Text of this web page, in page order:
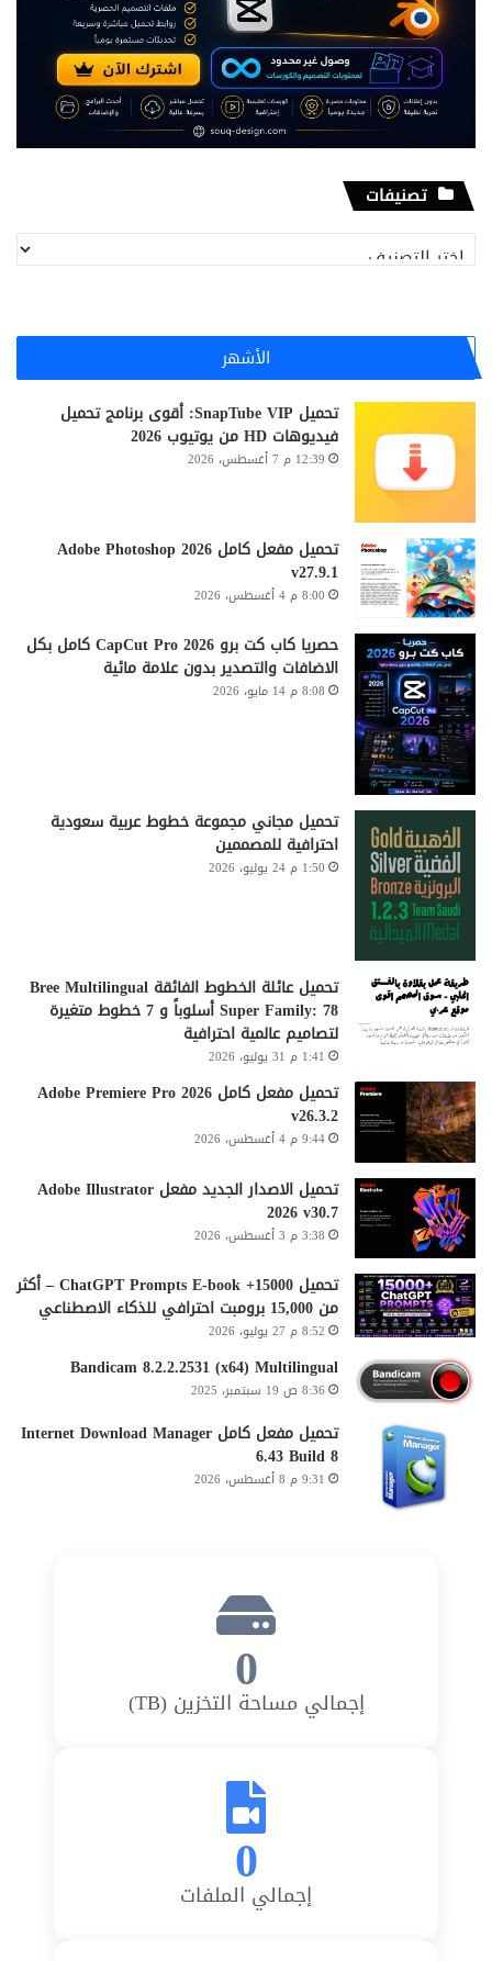
تصنيفات
تصنيفات
الأشهر
تحميل SnapTube VIP: أقوى برنامج تحميل
فيديوهات HD من يوتيوب 2026
12:39 م 7 أغسطس، 2026
تحميل مفعل كامل Adobe Photoshop 2026
v27.9.1
8:00 م 4 أغسطس، 2026
حصريا كاب كت برو CapCut Pro 2026 كامل بكل
الاضافات والتصدير بدون علامة مائية
8:08 م 14 مايو، 2026
تحميل مجاني مجموعة خطوط عربية سعودية
احترافية للمصممين
1:50 م 24 يوليو، 2026
تحميل عائلة الخطوط الفائقة Bree Multilingual
Super Family: 78 أسلوباً و 7 خطوط متغيرة
لتصاميم عالمية احترافية
1:41 م 31 يوليو، 2026
تحميل مفعل كامل Adobe Premiere Pro 2026
v26.3.2
9:44 م 4 أغسطس، 2026
تحميل الاصدار الجديد مفعل Adobe Illustrator
2026 v30.7
3:38 م 3 أغسطس، 2026
تحميل 15000+ ChatGPT Prompts E-book – أكثر
من 15,000 برومبت احترافي للذكاء الاصطناعي
8:52 م 27 يوليو، 2026
Bandicam 8.2.2.2531 (x64) Multilingual
8:36 ص 19 سبتمبر، 2025
تحميل مفعل كامل Internet Download Manager
6.43 Build 8
9:31 م 8 أغسطس، 2026
0
إجمالي مساحة التخزين (TB)
0
إجمالي الملفات